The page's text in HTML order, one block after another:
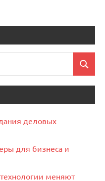
Поиск
деловых
для бизнеса и
меняют